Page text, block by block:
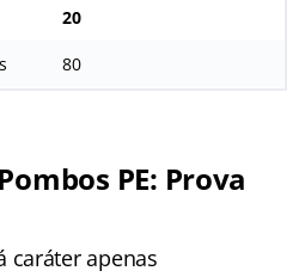
20
80
PE: Prova
caráter apenas